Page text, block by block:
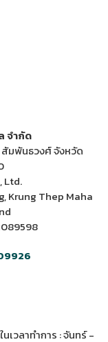
จำกัด
สัมพันธวงศ์ จังหวัด
Ltd.
Krung Thep Maha
เวลาทำการ : จันทร์ -